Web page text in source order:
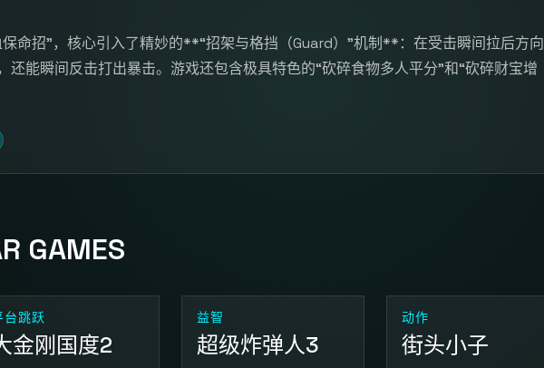
命招”，核心引入了精妙的**“招架与格挡（Guard）”机制**：在受击瞬间拉后方向
还能瞬间反击打出暴击。游戏还包含极具特色的“砍碎食物多人平分”和“砍碎财宝增
GAMES
台跳跃
金刚国度2
益智
超级炸弹人3
动作
街头小子